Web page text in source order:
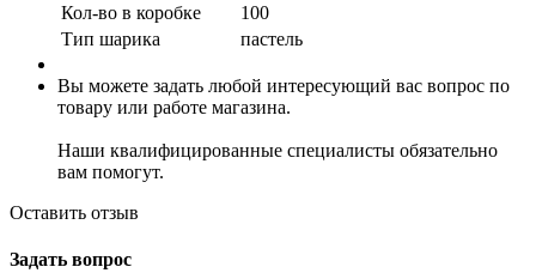
Кол-во в коробке
100
Тип шарика
пастель
Вы можете задать любой интересующий вас вопрос по
товару или работе магазина.
Наши квалифицированные специалисты обязательно
вам помогут.
Оставить отзыв
Задать вопрос